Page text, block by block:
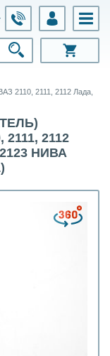
2110, 2111, 2112 Лада,
2112
НИВА